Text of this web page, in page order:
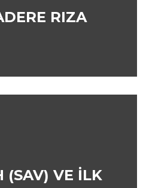
RIZA
(SAV) VE İLK